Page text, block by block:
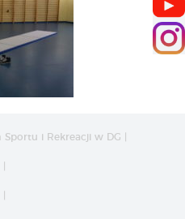
i Rekreacji w DG |